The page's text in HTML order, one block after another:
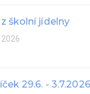
školní jídelny
2026
29.6. - 3.7.2026